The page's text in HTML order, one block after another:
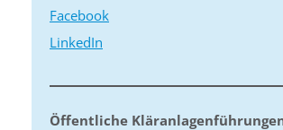
Facebook
LinkedIn
Öffentliche